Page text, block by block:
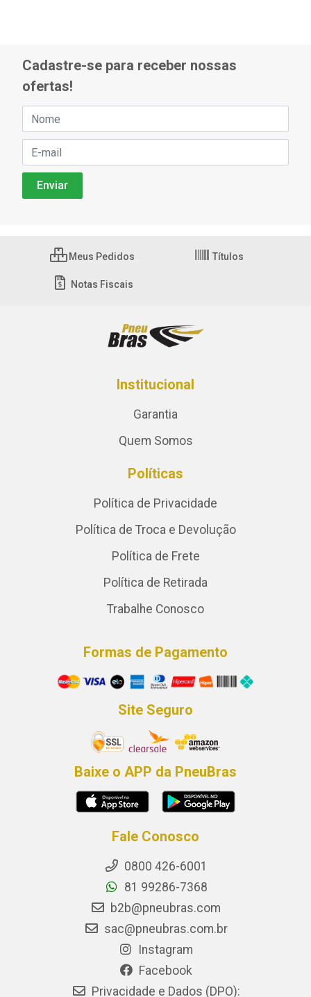
Cadastre-se para receber nossas
ofertas!
Meus Pedidos Títulos
Notas Fiscais
Institucional
Garantia
Quem Somos
Políticas
Política de Privacidade
Política de Troca e Devolução
Política de Frete
Política de Retirada
Trabalhe Conosco
Formas de Pagamento
Site Seguro
Baixe o APP da PneuBras
Fale Conosco
0800 426-6001
81 99286-7368
b2b@pneubras.com
sac@pneubras.com.br
Instagram
Facebook
Privacidade e Dados (DPO):